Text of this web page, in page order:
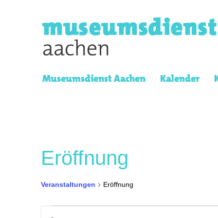
Museumsdienst Aachen Kalender
Eröffnung
Veranstaltungen Eröffnung